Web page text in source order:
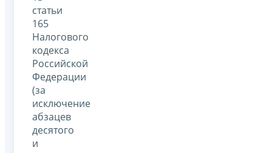
статьи
165
Налогового
кодекса
Российской
Федерации
(за
исключение
абзацев
десятого
и